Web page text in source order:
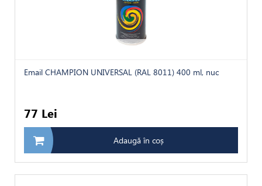
Email CHAMPION UNIVERSAL (RAL 8011) 400 ml, nuc
77 Lei
Adaugă în coș